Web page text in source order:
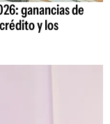
ganancias de
y los